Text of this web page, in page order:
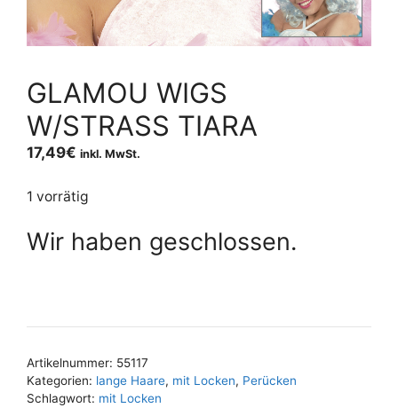
GLAMOU WIGS
W/STRASS TIARA
17,49€ inkl. MwSt.
1 vorrätig
Wir haben geschlossen.
Artikelnummer: 55117
Kategorien: lange Haare, mit Locken, Perücken
Schlagwort: mit Locken